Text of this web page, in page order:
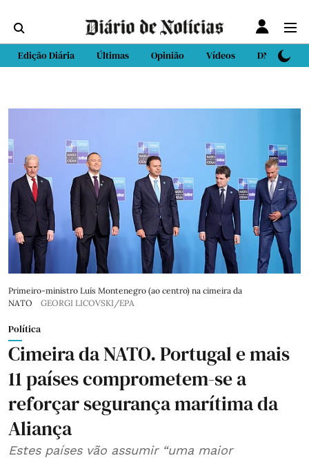
Edição Diária Últimas Opinião Vídeos DN Sport
Primeiro-ministro Luís Montenegro (ao centro) na cimeira da
NATO
GEORGI LICOVSKI/EPA
Política
Cimeira da NATO. Portugal e mais
11 países comprometem-se a
reforçar segurança marítima da
Aliança
Estes países vão assumir “uma maior